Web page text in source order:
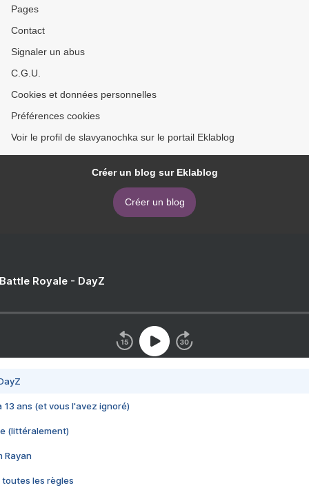
Pages
Contact
Signaler un abus
C.G.U.
Cookies et données personnelles
Préférences cookies
Voir le profil de slavyanochka sur le portail Eklablog
Créer un blog sur Eklablog
Créer un blog
Royale - DayZ
13 ans (et vous l'avez ignoré)
(littéralement)
Rayan
toutes les règles